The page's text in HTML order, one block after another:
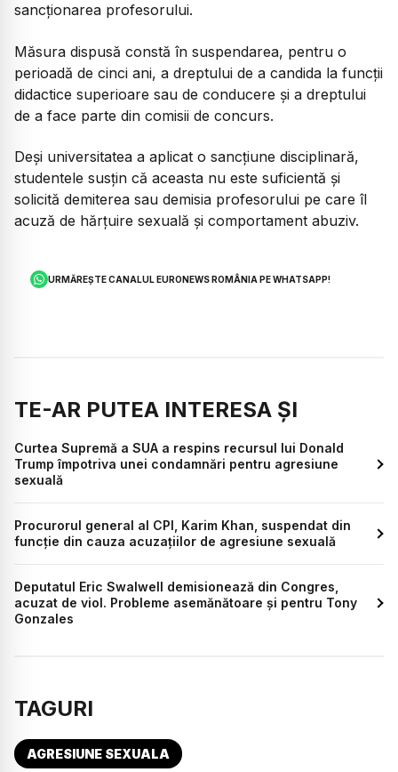
sancționarea profesorului.
Măsura dispusă constă în suspendarea, pentru o
perioadă de cinci ani, a dreptului de a candida la funcții
didactice superioare sau de conducere și a dreptului
de a face parte din comisii de concurs.
Deși universitatea a aplicat o sancțiune disciplinară,
studentele susțin că aceasta nu este suficientă și
solicită demiterea sau demisia profesorului pe care îl
acuză de hărțuire sexuală și comportament abuziv.
URMĂREȘTE CANALUL EURONEWS ROMÂNIA PE WHATSAPP!
TE-AR PUTEA INTERESA ȘI
Curtea Supremă a SUA a respins recursul lui Donald
Trump împotriva unei condamnări pentru agresiune
sexuală
Procurorul general al CPI, Karim Khan, suspendat din
funcție din cauza acuzațiilor de agresiune sexuală
Deputatul Eric Swalwell demisionează din Congres,
acuzat de viol. Probleme asemănătoare și pentru Tony
Gonzales
TAGURI
AGRESIUNE SEXUALA